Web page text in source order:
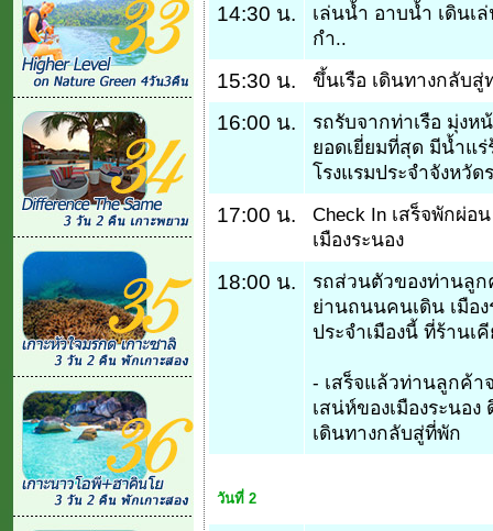
14:30 น.
เล่นน้ำ อาบน้ำ เดินเ
กำ..
15:30 น. ขึ้นเรือ เดินทางกลับสู่
16:00 น.
รถรับจากท่าเรือ มุ่งห
ยอดเยี่ยมที่สุด มีน้ำแ
โรงแรมประจำจังหวัด
17:00 น.
Check In เสร็จพักผ่
เมืองระนอง
18:00 น.
รถส่วนตัวของท่านลูก
ย่านถนนคนเดิน เมือง
ประจำเมืองนี้ ที่ร้านเคี
- เสร็จแล้วท่านลูกค้า
เสน่ห์ของเมืองระนอ
เดินทางกลับสู่ที่พัก
วันที่ 2